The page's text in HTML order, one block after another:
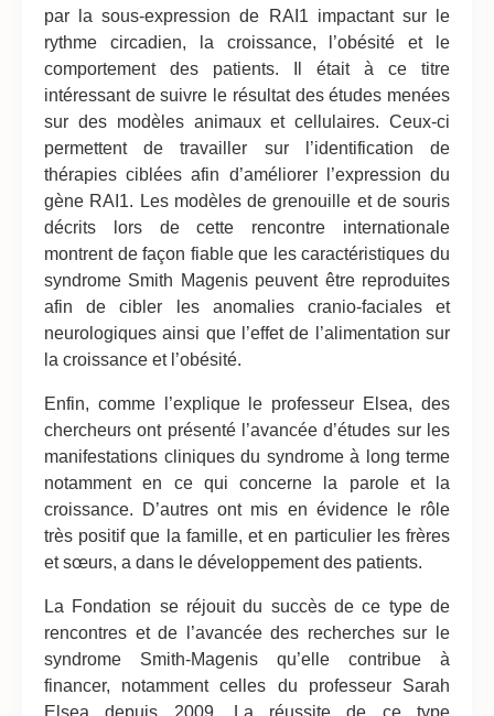
par la sous-expression de RAI1 impactant sur le
rythme circadien, la croissance, l’obésité et le
comportement des patients. Il était à ce titre
intéressant de suivre le résultat des études menées
sur des modèles animaux et cellulaires. Ceux-ci
permettent de travailler sur l’identification de
thérapies ciblées afin d’améliorer l’expression du
gène RAI1. Les modèles de grenouille et de souris
décrits lors de cette rencontre internationale
montrent de façon fiable que les caractéristiques du
syndrome Smith Magenis peuvent être reproduites
afin de cibler les anomalies cranio-faciales et
neurologiques ainsi que l’effet de l’alimentation sur
la croissance et l’obésité.
Enfin, comme l’explique le professeur Elsea, des
chercheurs ont présenté l’avancée d’études sur les
manifestations cliniques du syndrome à long terme
notamment en ce qui concerne la parole et la
croissance. D’autres ont mis en évidence le rôle
très positif que la famille, et en particulier les frères
et sœurs, a dans le développement des patients.
La Fondation se réjouit du succès de ce type de
rencontres et de l’avancée des recherches sur le
syndrome Smith-Magenis qu’elle contribue à
financer, notamment celles du professeur Sarah
Elsea depuis 2009. La réussite de ce type